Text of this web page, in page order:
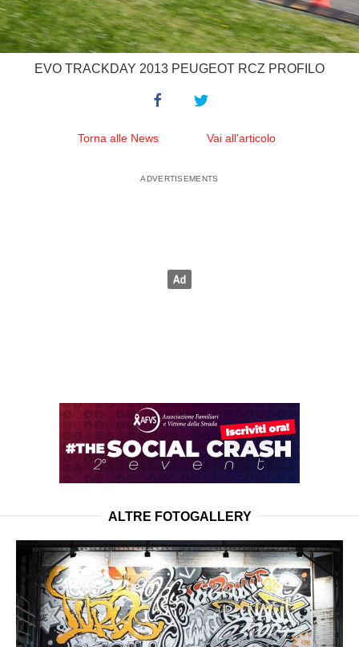
EVO TRACKDAY 2013 PEUGEOT RCZ PROFILO
Torna alle News Vai all'articolo
ALTRE FOTOGALLERY